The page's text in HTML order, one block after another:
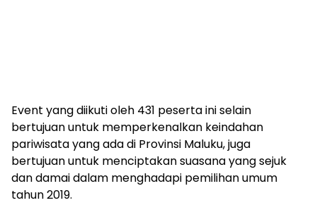
Event yang diikuti oleh 431 peserta ini selain
bertujuan untuk memperkenalkan keindahan
pariwisata yang ada di Provinsi Maluku, juga
bertujuan untuk menciptakan suasana yang sejuk
dan damai dalam menghadapi pemilihan umum
tahun 2019.